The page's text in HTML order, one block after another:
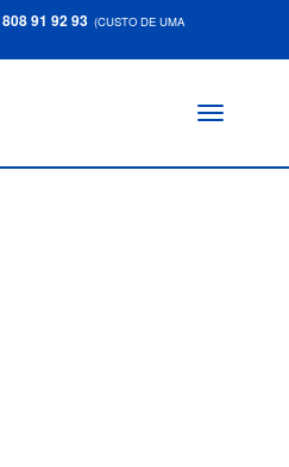
808 91 92 93 (CUSTO DE UMA
Toggle